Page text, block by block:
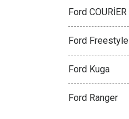
Ford COURİER
Ford Freestyle
Ford Kuga
Ford Ranger